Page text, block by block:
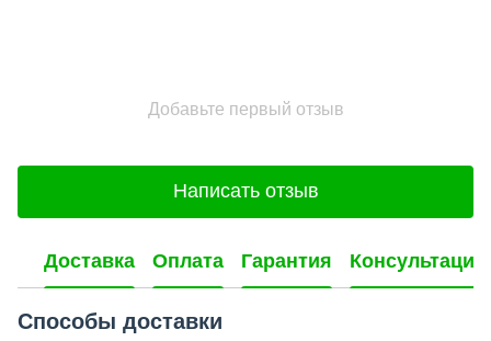
Добавьте первый отзыв
Написать отзыв
Доставка Оплата Гарантия Консультация
Способы доставки